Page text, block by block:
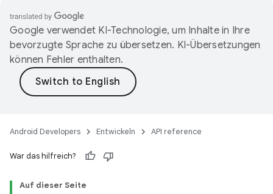
Google verwendet KI-Technologie, um Inhalte in Ihre
bevorzugte Sprache zu übersetzen. KI-Übersetzungen
können Fehler enthalten.
Android Developers Entwickeln API reference
War das hilfreich?
Auf dieser Seite